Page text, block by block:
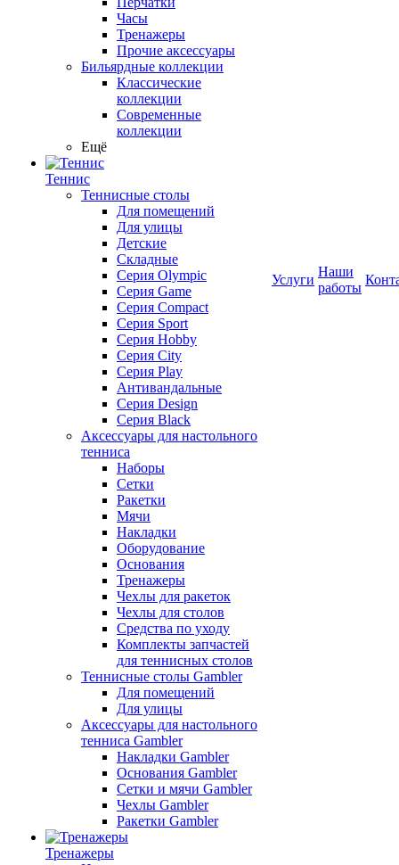
Часы
Тренажеры
Прочие аксессуары
Бильярдные коллекции
Классические
коллекции
Современные
коллекции
Ещё
Теннис
Теннисные столы
Для помещений
Для улицы
Детские
Складные
Серия Olympic
Серия Game
Серия Compact
Серия Sport
Серия Hobby
Серия City
Серия Play
Антивандальные
Серия Design
Серия Black
Аксессуары для настольного
тенниса
Наборы
Сетки
Ракетки
Мячи
Накладки
Оборудование
Основания
Тренажеры
Чехлы для ракеток
Чехлы для столов
Средства по уходу
Комплекты запчастей
для теннисных столов
Теннисные столы Gambler
Для помещений
Для улицы
Аксессуары для настольного
тенниса Gambler
Накладки Gambler
Основания Gambler
Сетки и мячи Gambler
Чехлы Gambler
Ракетки Gambler
Тренажеры
Услуги
Наши
работы